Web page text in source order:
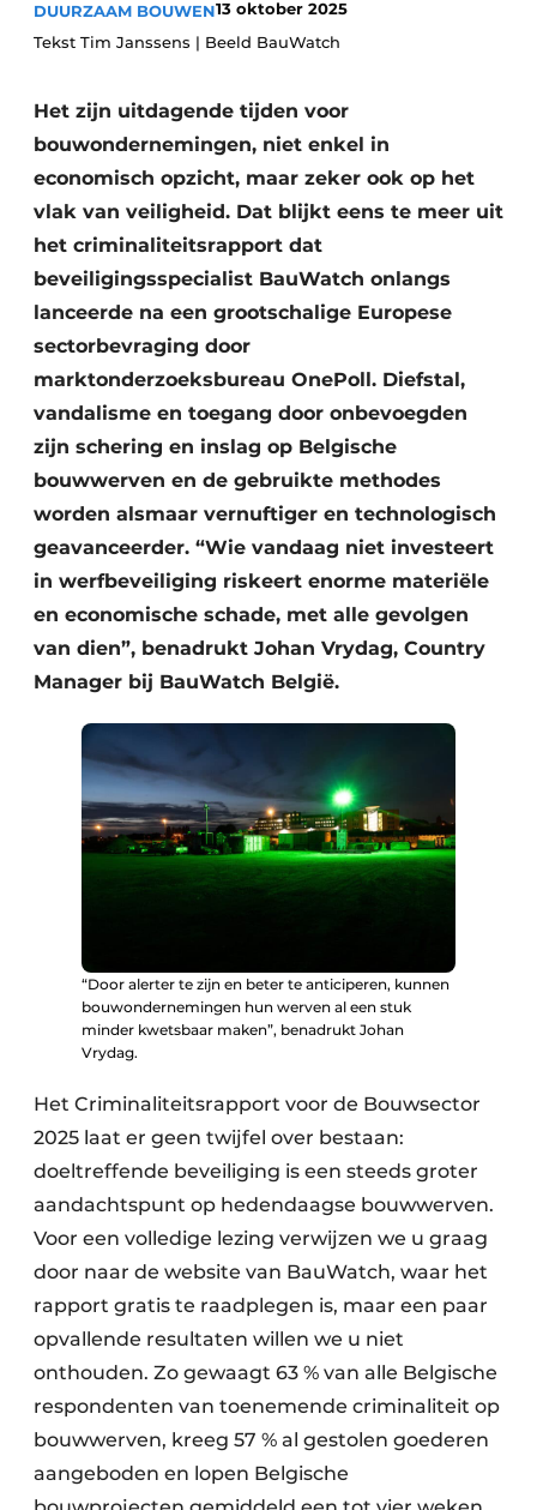
Video’s
Aanmelden
Bedrijven
Contact
Beton & Staalbouw
Brandveiligheid
BIM
Evenementen
Houtbouw
HVAC
Interieurarchitectuur
Keukens
Software
Veiligheid & Opleiding
Zonwering
DUURZAAM BOUWEN13 oktober 2025
Tekst Tim Janssens | Beeld BauWatch
Het zijn uitdagende tijden voor
bouwondernemingen, niet enkel in
economisch opzicht, maar zeker ook op het
vlak van veiligheid. Dat blijkt eens te meer uit
het criminaliteitsrapport dat
beveiligingsspecialist BauWatch onlangs
lanceerde na een grootschalige Europese
sectorbevraging door
marktonderzoeksbureau OnePoll. Diefstal,
vandalisme en toegang door onbevoegden
zijn schering en inslag op Belgische
bouwwerven en de gebruikte methodes
worden alsmaar vernuftiger en technologisch
geavanceerder. “Wie vandaag niet investeert
in werfbeveiliging riskeert enorme materiële
en economische schade, met alle gevolgen
van dien”, benadrukt Johan Vrydag, Country
Manager bij BauWatch België.
“Door alerter te zijn en beter te anticiperen, kunnen
bouwondernemingen hun werven al een stuk
minder kwetsbaar maken”, benadrukt Johan
Vrydag.
Het Criminaliteitsrapport voor de Bouwsector
2025 laat er geen twijfel over bestaan:
doeltreffende beveiliging is een steeds groter
aandachtspunt op hedendaagse bouwwerven.
Voor een volledige lezing verwijzen we u graag
door naar de website van BauWatch, waar het
rapport gratis te raadplegen is, maar een paar
opvallende resultaten willen we u niet
onthouden. Zo gewaagt 63 % van alle Belgische
respondenten van toenemende criminaliteit op
bouwwerven, kreeg 57 % al gestolen goederen
aangeboden en lopen Belgische